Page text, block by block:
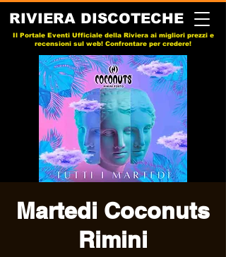
RIVIERA DISCOTECHE
Il Portale Eventi Ufficiale della Riviera ai migliori prezzi e
recensioni sul web! Confrontare per credere!
Martedi Coconuts
Rimini